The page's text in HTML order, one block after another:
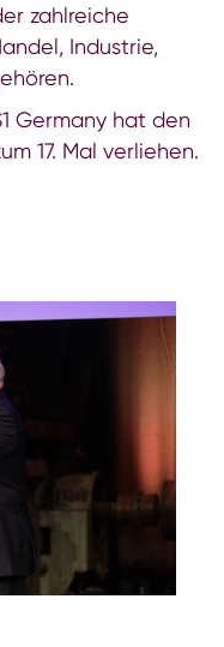
zahlreiche
Industrie,
Germany hat den
17. Mal verliehen.